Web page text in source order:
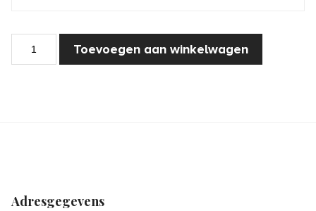
Assepoester
aantal
Toevoegen aan winkelwagen
Adresgegevens